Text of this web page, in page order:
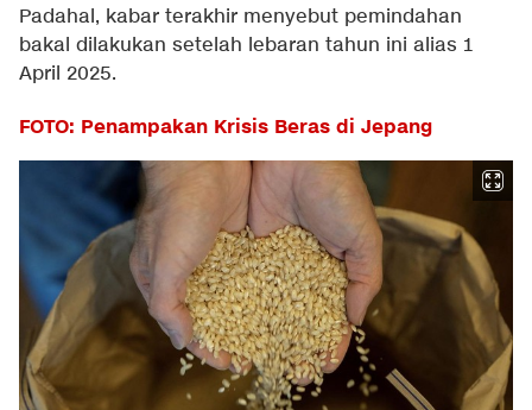
Padahal, kabar terakhir menyebut pemindahan
bakal dilakukan setelah lebaran tahun ini alias 1
April 2025.
FOTO: Penampakan Krisis Beras di Jepang